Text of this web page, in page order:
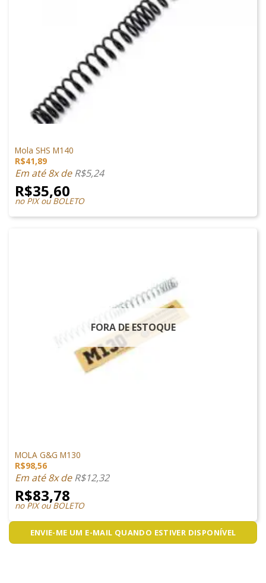
Mola SHS M140
R$41,89
Em até 8x deR$5,24
R$35,60
no PIX ou BOLETO
FORA DE ESTOQUE
MOLA G&G M130
R$98,56
Em até 8x deR$12,32
R$83,78
no PIX ou BOLETO
ENVIE-ME UM E-MAIL QUANDO ESTIVER DISPONÍVEL